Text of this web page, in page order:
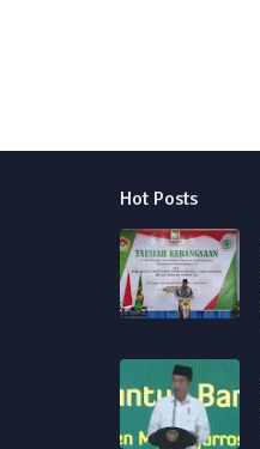
Hot Posts